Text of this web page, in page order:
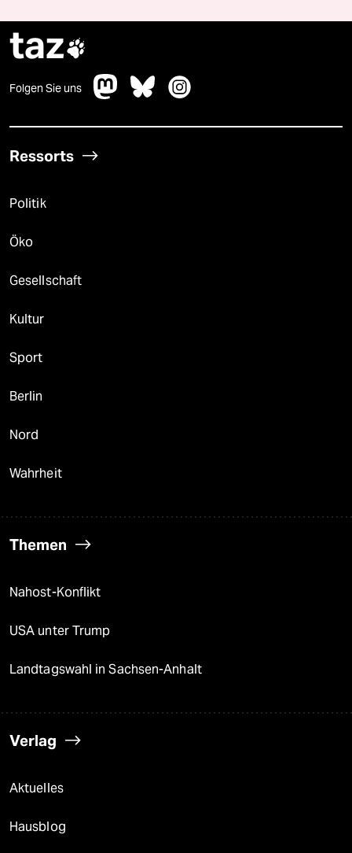
taz
Folgen Sie uns
Ressorts
Politik
Öko
Gesellschaft
Kultur
Sport
Berlin
Nord
Wahrheit
Themen
Nahost-Konflikt
USA unter Trump
Landtagswahl in Sachsen-Anhalt
Verlag
Aktuelles
Hausblog